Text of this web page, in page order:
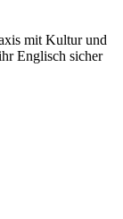
mit Kultur und
Englisch sicher